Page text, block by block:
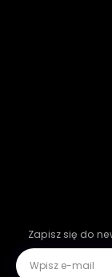
Zapisz się do